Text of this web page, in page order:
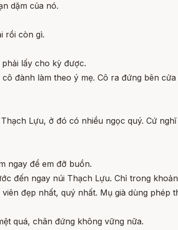
dặm của nó.
rồi còn gì.
lấy cho kỳ được.
đành làm theo ý mẹ. Cô ra đứng bên
Lựu, ở đó có nhiều ngọc quý. Cứ
ngay để em đỡ buồn.
đến ngay núi Thạch Lựu. Chỉ trong
đẹp nhất, quý nhất. Mụ già dùng phép
quá, chân đứng không vững nữa.